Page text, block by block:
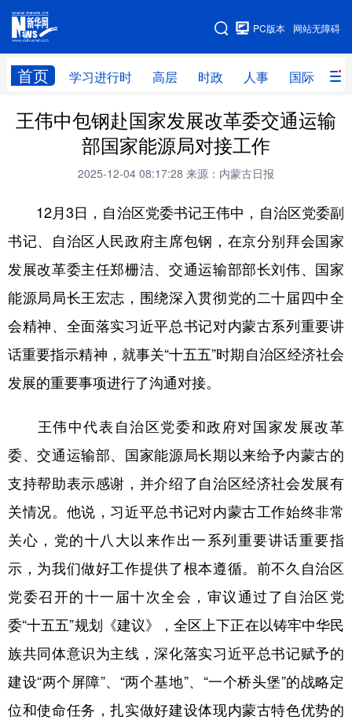
网站无障碍
PC版本
首页 学习进行时 高层 时政 人事 国际 财
网站地图
学习进行时 高层 时政 人事
财经 网评
全球连线
科技 科创 量子 体育
文化 书画 健康 军事
法律 中央文件 金融 汽车
食品 人居 信息化 数字经济
学术中国 乡村振兴 银龄
彩票 娱乐 时尚 悦读
公益 一带一路 亚太网 上市公司
文化产业
地方频道
辽宁 吉林
浙江 安徽 福建 江西
山东 河南 湖北 湖南
王伟中包钢赴国家发展改革委交通运输
部国家能源局对接工作
2025-12-04 08:17:28 来源：内蒙古日报
12月3日，自治区党委书记王伟中，自治区党委副
书记、自治区人民政府主席包钢，在京分别拜会国家
发展改革委主任郑栅洁、交通运输部部长刘伟、国家
能源局局长王宏志，围绕深入贯彻党的二十届四中全
会精神、全面落实习近平总书记对内蒙古系列重要讲
话重要指示精神，就事关“十五五”时期自治区经济社会
发展的重要事项进行了沟通对接。
王伟中代表自治区党委和政府对国家发展改革
委、交通运输部、国家能源局长期以来给予内蒙古的
支持帮助表示感谢，并介绍了自治区经济社会发展有
关情况。他说，习近平总书记对内蒙古工作始终非常
关心，党的十八大以来作出一系列重要讲话重要指
示，为我们做好工作提供了根本遵循。前不久自治区
党委召开的十一届十次全会，审议通过了自治区党
委“十五五”规划《建议》，全区上下正在以铸牢中华民
族共同体意识为主线，深化落实习近平总书记赋予的
建设“两个屏障”、“两个基地”、“一个桥头堡”的战略定
位和使命任务，扎实做好建设体现内蒙古特色优势的